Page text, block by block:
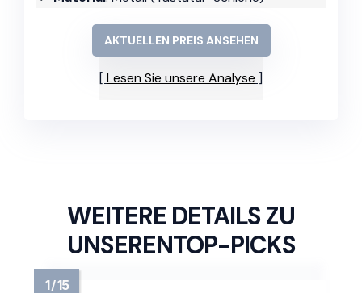
AKTUELLEN PREIS ANSEHEN
Lesen Sie unsere Analyse
WEITERE DETAILS ZU
UNSERENTOP-PICKS